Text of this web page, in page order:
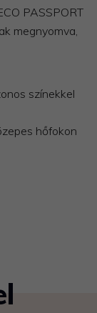
PASSPORT
megnyomva,
színekkel
hőfokon